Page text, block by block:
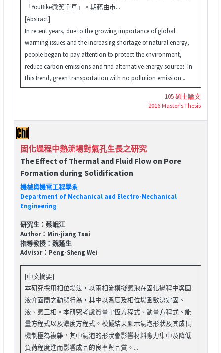
「YouBike微笑單車」。期藉由市...
[Abstract]
In recent years, due to the growing importance of global
warming issues and the increasing shortage of natural energy,
people began to pay attention to protect the environment,
reduce carbon emissions and find alternative energy sources. In
this trend, green transportation with no pollution emission...
105 碩士論文
2016 Master's Thesis
固化過程中熱流場對氣孔生長之研究
The Effect of Thermal and Fluid Flow on Pore
Formation during Solidification
機械與機電工程學系
Department of Mechanical and Electro-Mechanical
Engineering
研究生：蔡岷江
Author：Min-jiang Tsai
指導教授：魏蓬生
Advisor：Peng-Sheng Wei
[中文摘要]
本研究採用相位場法，以兩相流模擬氣泡在固化過程中與固
液介面間之動態行為，其中以溫度及相位場函數決定固、
液、氣三相。本研究考慮質量守恆方程式、動量方程式、能
量方程式以及濃度方程式。模擬結果顯示氣泡形狀及其成長
機制極為複雜，其中氣泡的形狀會影響材料應力集中及降低
負荷程度進而影響成品的良率與品質。...